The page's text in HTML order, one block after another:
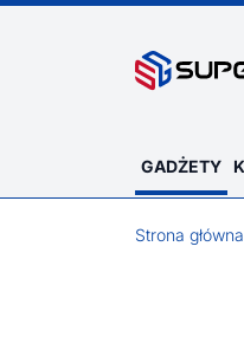
GADŻETY
Strona główna